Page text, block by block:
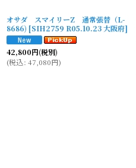
オサダ スマイリーZ 通常張替（L-
8686) [SIH2759 R05.10.23 大阪府]
42,800円(税別)
(税込: 47,080円)